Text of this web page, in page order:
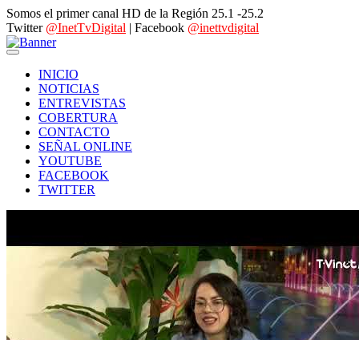
Somos el primer canal HD de la Región 25.1 -25.2
Twitter @InetTvDigital | Facebook @inettvdigital
INICIO
NOTICIAS
ENTREVISTAS
COBERTURA
CONTACTO
SEÑAL ONLINE
YOUTUBE
FACEBOOK
TWITTER